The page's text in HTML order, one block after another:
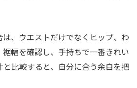
、ウエストだけでなくヒップ、わ
幅を確認し、手持ちで一番きれい
比較すると、自分に合う余白を把